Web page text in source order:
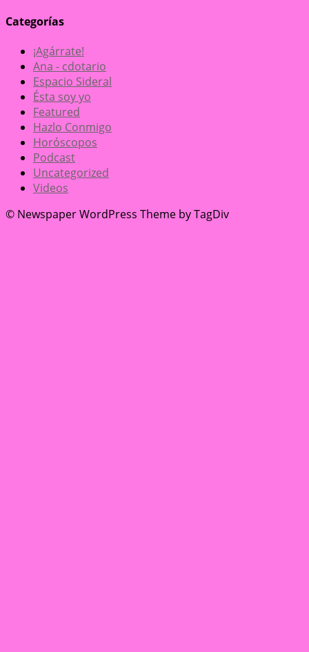
Categorías
¡Agárrate!
Ana - cdotario
Espacio Sideral
Ésta soy yo
Featured
Hazlo Conmigo
Horóscopos
Podcast
Uncategorized
Videos
© Newspaper WordPress Theme by TagDiv